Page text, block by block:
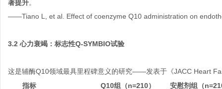
著提升。
——Tiano L, et al. Effect of coenzyme Q10 administration on
3.2 心力衰竭：标志性Q-SYMBIO试验
这是辅酶Q10领域最具里程碑意义的研究——发表于《JACC Heart
指标
Q10组（n=210）
安慰剂组（